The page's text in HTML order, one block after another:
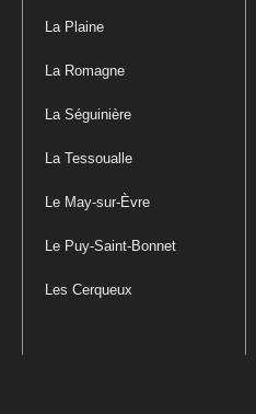
La Plaine
La Romagne
La Séguinière
La Tessoualle
Le May-sur-Èvre
Le Puy-Saint-Bonnet
Les Cerqueux